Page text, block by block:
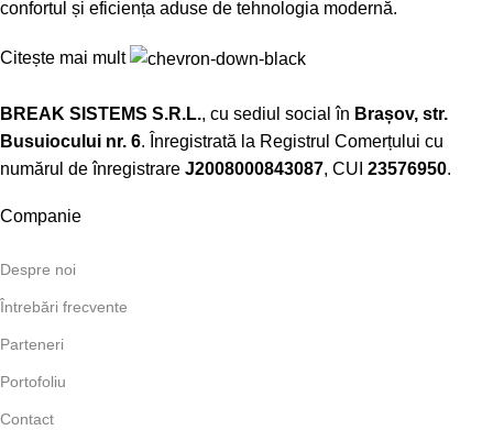
confortul și eficiența aduse de tehnologia modernă.
Citește mai mult
BREAK SISTEMS S.R.L., cu sediul social în Brașov, str.
Busuiocului nr. 6. Înregistrată la Registrul Comerțului cu
numărul de înregistrare J2008000843087, CUI 23576950.​
Companie
Despre noi
Întrebări frecvente
Parteneri
Portofoliu
Contact